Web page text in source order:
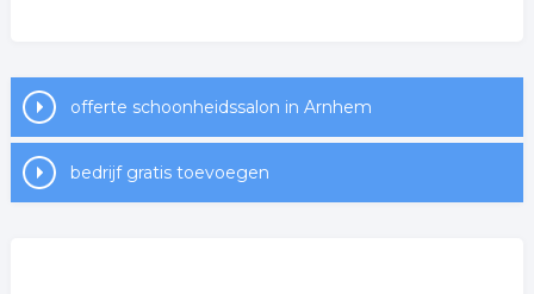
offerte schoonheidssalon in Arnhem
bedrijf gratis toevoegen